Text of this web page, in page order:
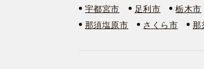
宇都宮市 足利市 栃木市
那須塩原市
さくら市 那